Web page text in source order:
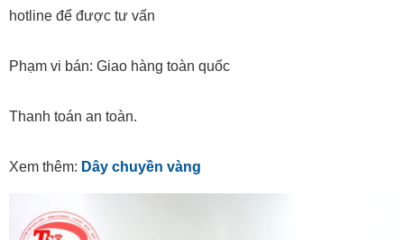
hotline để được tư vấn
Phạm vi bán: Giao hàng toàn quốc
Thanh toán an toàn.
Xem thêm: Dây chuyền vàng